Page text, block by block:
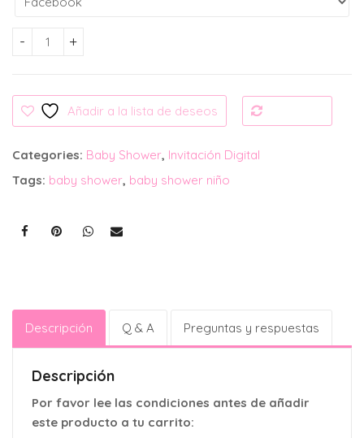
Invitación Digital: Baby Shower baby Elefante cantidad
Añadir a la lista de deseos
Categories: Baby Shower, Invitación Digital
Tags: baby shower, baby shower niño
Descripción Q & A Preguntas y respuestas
Descripción
Por favor lee las condiciones antes de añadir
este producto a tu carrito: